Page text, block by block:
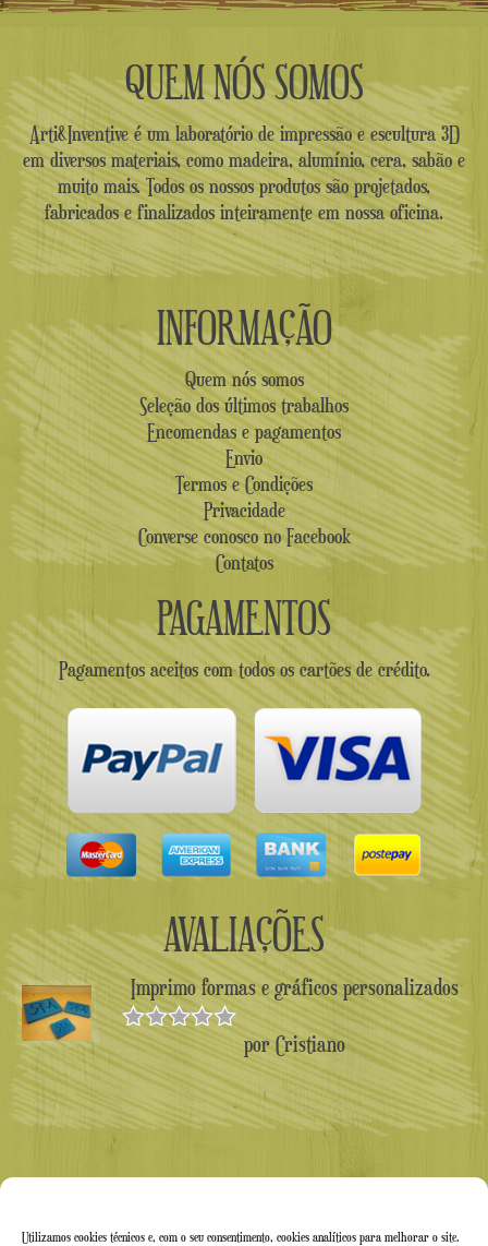
Utilizamos cookies técnicos e, com o seu consentimento, cookies analíticos para melhorar o site.
QUEM NÓS SOMOS
Arti&Inventive é um laboratório de impressão e escultura 3D
em diversos materiais, como madeira, alumínio, cera, sabão e
muito mais. Todos os nossos produtos são projetados,
fabricados e finalizados inteiramente em nossa oficina.
INFORMAÇÃO
Quem nós somos
Seleção dos últimos trabalhos
Encomendas e pagamentos
Envio
Termos e Condições
Privacidade
Converse conosco no Facebook
Contatos
PAGAMENTOS
Pagamentos aceitos com todos os cartões de crédito.
AVALIAÇÕES
Imprimo formas e gráficos personalizados
Avaliado
como5de
5
por Cristiano